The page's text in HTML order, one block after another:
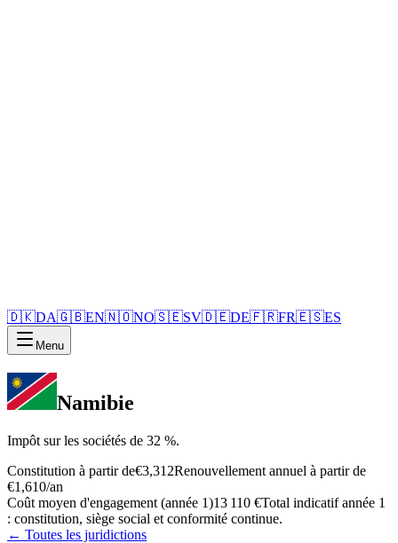
🇩🇰DA🇬🇧EN🇳🇴NO🇸🇪SV🇩🇪DE🇫🇷FR🇪🇸ES
Menu
Namibie
Impôt sur les sociétés de 32 %.
Constitution à partir de€3,312Renouvellement annuel à partir de
€1,610/an
Coût moyen d'engagement (année 1)13 110 €Total indicatif année 1
: constitution, siège social et conformité continue.
← Toutes les juridictions